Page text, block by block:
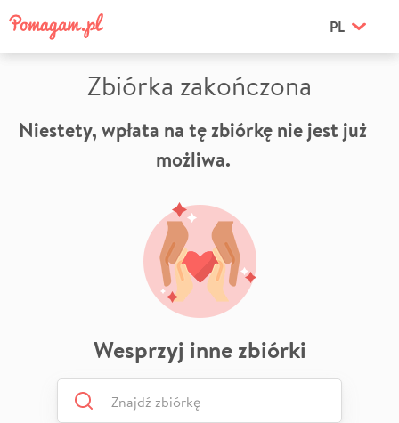
PL
Zbiórka zakończona
Niestety, wpłata na tę zbiórkę nie jest już
możliwa.
Wesprzyj inne zbiórki